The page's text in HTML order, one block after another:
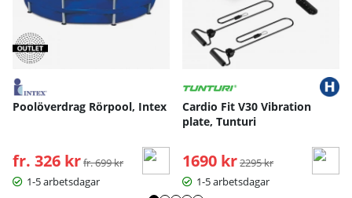
Poolöverdrag Rörpool, Intex
fr. 326 kr Ordinarie pris:
fr. 699 kr
1-5 arbetsdagar
Cardio Fit V30 Vibration
plate, Tunturi
1690 kr Ordinarie pris:
2295 kr
1-5 arbetsdagar